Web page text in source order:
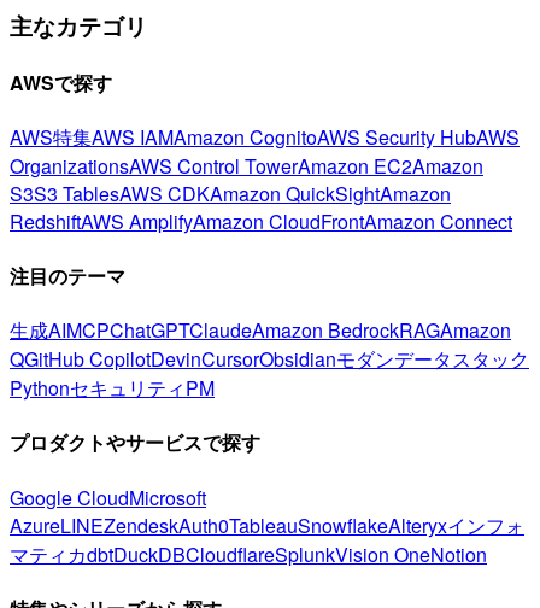
主なカテゴリ
AWSで探す
AWS特集AWS IAMAmazon CognitoAWS Security HubAWS
OrganizationsAWS Control TowerAmazon EC2Amazon
S3S3 TablesAWS CDKAmazon QuickSightAmazon
RedshiftAWS AmplifyAmazon CloudFrontAmazon Connect
注目のテーマ
生成AIMCPChatGPTClaudeAmazon BedrockRAGAmazon
QGitHub CopilotDevinCursorObsidianモダンデータスタック
PythonセキュリティPM
プロダクトやサービスで探す
Google CloudMicrosoft
AzureLINEZendeskAuth0TableauSnowflakeAlteryxインフォ
マティカdbtDuckDBCloudflareSplunkVision OneNotion